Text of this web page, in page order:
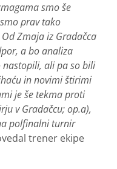
smo še
prav tako
Zmaja iz Gradačca
a bo analiza
ali pa so bili
in novimi štirimi
je še tekma proti
v Gradačcu; op.a),
polfinalni turnir
trener ekipe